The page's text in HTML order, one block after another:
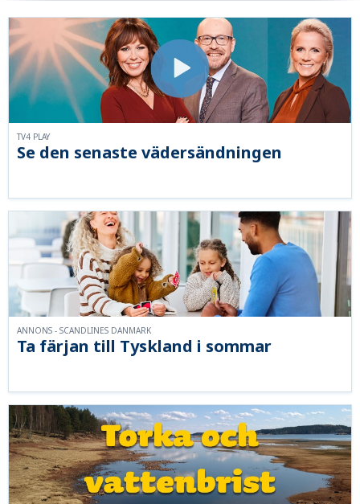
Se den senaste vädersändningen
TV4 PLAY
Ta färjan till Tyskland i sommar
ANNONS - SCANDLINES DANMARK